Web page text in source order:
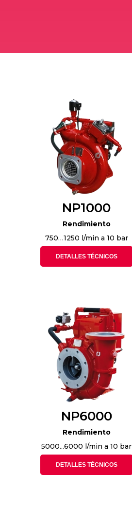
NP1000
Rendimiento
750…1250 l/min a 10 bar
DETALLES TÉCNICOS
NP6000
Rendimiento
5000...6000 l/min a 10 bar
DETALLES TÉCNICOS